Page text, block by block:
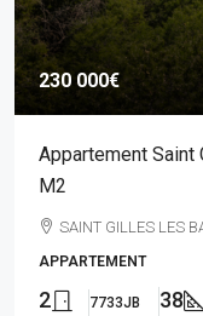
230 000€
Appartement
M2
SAINT GILLES LES
APPARTEMENT
2
7733JB
38